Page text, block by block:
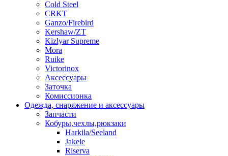
Cold Steel
CRKT
Ganzo/Firebird
Kershaw/ZT
Kizlyar Supreme
Mora
Ruike
Victorinox
Аксессуары
Заточка
Комиссионка
Одежда, снаряжение и аксессуары
Запчасти
Кобуры,чехлы,рюкзаки
Harkila/Seeland
Jakele
Riserva